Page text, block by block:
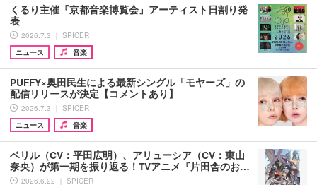
くるり主催『京都音楽博覧会』アーティスト日割り発
表
2026.7.3 ｜ SPICER
ニュース
音楽
PUFFY×奥田民生による最新シングル「モヤーズ」の
配信リリースが決定【コメントあり】
2026.7.3 ｜ SPICER
ニュース
音楽
ベリル（CV：平田広明）、アリューシア（CV：東山
奈央）が第一期を振り返る！TVアニメ『片田舎のお…
2026.6.22 ｜ SPICER